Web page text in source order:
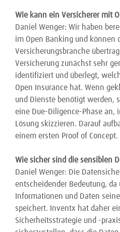
Wie kann ein Versicherer mit
Daniel Wenger: Wir haben
im Open Banking und
Versicherungsbranche
Versicherung zunächst sehr
identifiziert und überlegt,
Open Insurance hat. Wenn
und Dienste benötigt werden,
eine Due-Diligence-Phase an,
Lösung skizzieren. Darauf
einem ersten Proof of Concept.
Wie sicher sind die sensiblen
Daniel Wenger: Die
entscheidender Bedeutung,
Informationen und Daten
speichert. Inventx hat daher
Sicherheitsstrategie und -